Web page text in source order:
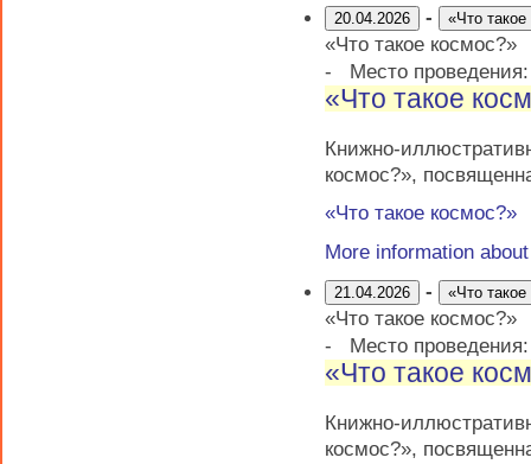
20.04.2026 - «Что
«Что такое космос?»
-
Место
«Что такое
Книжно-
космос?»,
«Что такое космос?»
More information
21.04.2026 - «Что
«Что такое космос?»
-
Место
«Что такое
Книжно-
космос?»,